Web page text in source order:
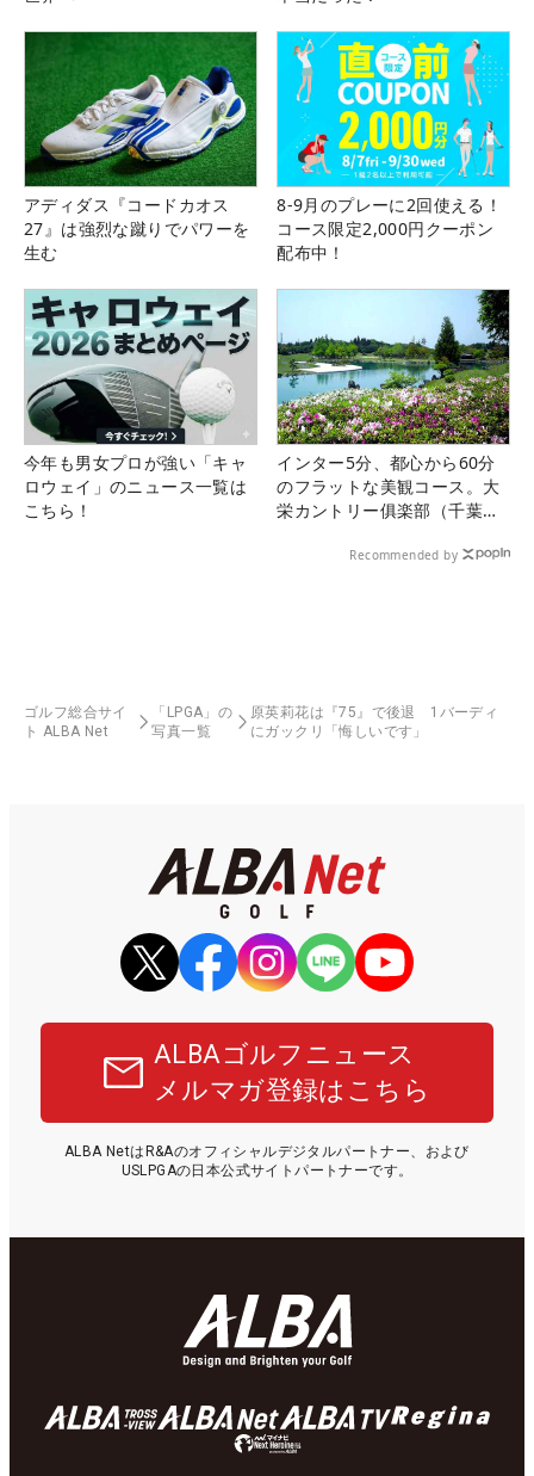
アディダス『コードカオス
27』は強烈な蹴りでパワーを
生む
8-9月のプレーに2回使える！
コース限定2,000円クーポン
配布中！
今年も男女プロが強い「キャ
ロウェイ」のニュース一覧は
こちら！
インター5分、都心から60分
のフラットな美観コース。大
栄カントリー俱楽部（千葉
Recommended by
ゴルフ総合サイ
ト ALBA Net
「LPGA」の
写真一覧
原英莉花は『75』で後退 1バーディ
にガックリ「悔しいです」
ALBAゴルフニュース
メルマガ登録はこちら
ALBA NetはR&Aのオフィシャルデジタルパートナー、および
USLPGAの日本公式サイトパートナーです。